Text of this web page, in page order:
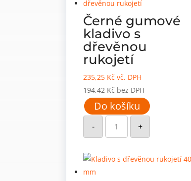
Černé gumové
kladivo s
dřevěnou
rukojetí
235,25 Kč vč. DPH
194,42 Kč bez DPH
Do košíku
-
Černé
gumové
kladivo
s
množství
+